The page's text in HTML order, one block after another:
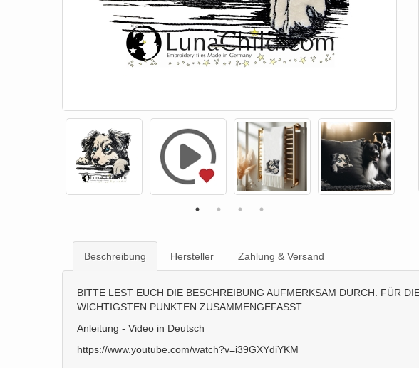
Beschreibung Hersteller Zahlung & Versand
BITTE LEST EUCH DIE BESCHREIBUNG AUFMERKSAM DURCH. FÜR
WICHTIGSTEN PUNKTEN ZUSAMMENGEFASST.
Anleitung - Video in Deutsch
https://www.youtube.com/watch?v=i39GXYdiYKM